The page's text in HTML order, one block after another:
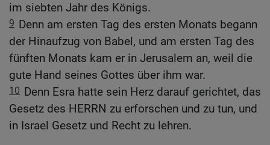
im siebten Jahr des Königs.
9 Denn am ersten Tag des ersten Monats begann
der Hinaufzug von Babel, und am ersten Tag des
fünften Monats kam er in Jerusalem an, weil die
gute Hand seines Gottes über ihm war.
10 Denn Esra hatte sein Herz darauf gerichtet, das
Gesetz des HERRN zu erforschen und zu tun, und
in Israel Gesetz und Recht zu lehren.